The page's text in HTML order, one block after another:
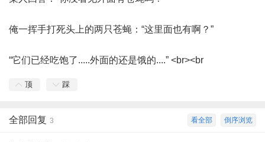
俺一挥手打死头上的两只苍蝇：“这里面也有啊？”
“它们已经吃饱了.....外面的还是饿的....” <br><br
顶 踩
倒序浏览
看全部
全部回复 3